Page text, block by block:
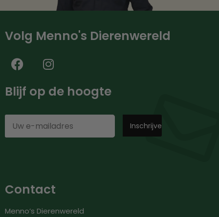
Volg Menno's Dierenwereld
Blijf op de hoogte
Contact
Menno’s Dierenwereld